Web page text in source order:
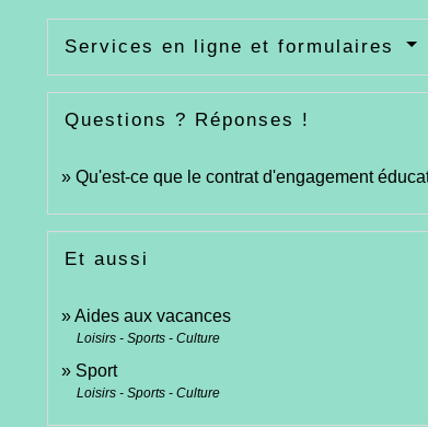
Services en ligne et formulaires
Questions ? Réponses !
Qu'est-ce que le contrat d'engagement
Et aussi
Aides aux vacances
Loisirs - Sports - Culture
Sport
Loisirs - Sports - Culture